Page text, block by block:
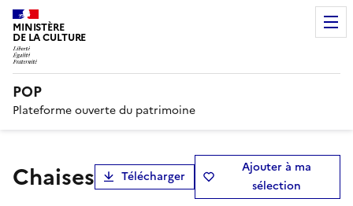
MINISTÈRE
DE LA CULTURE
POP
Plateforme ouverte du patrimoine
chaises Télécharger
Ajouter à ma
sélection